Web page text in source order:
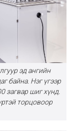
эд ангийн
байна. Нэг үгээр
загвар шиг хүнд.
торцовоор